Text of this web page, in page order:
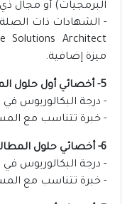
البرمجيات) أو مجال
ميزة إضافية.
5- أخصائي أول حلول المطالبات:
- درجة
- خبرة تتناسب مع
6- أخصائي حلول المطالبات:
- درجة
- خبرة تتناسب مع